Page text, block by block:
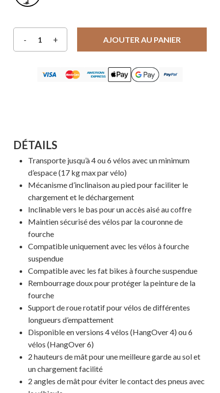
AJOUTER AU PANIER
DÉTAILS
Transporte jusqu’à 4 ou 6 vélos avec un minimum
d’espace (17 kg max par vélo)
Mécanisme d’inclinaison au pied pour faciliter le
chargement et le déchargement
Inclinable vers le bas pour un accès aisé au coffre
Maintien sécurisé des vélos par la couronne de
fourche
Compatible uniquement avec les vélos à fourche
suspendue
Compatible avec les fat bikes à fourche suspendue
Rembourrage doux pour protéger la peinture de la
fourche
Support de roue rotatif pour vélos de différentes
longueurs d’empattement
Disponible en versions 4 vélos (HangOver 4) ou 6
vélos (HangOver 6)
2 hauteurs de mât pour une meilleure garde au sol et
un chargement facilité
2 angles de mât pour éviter le contact des pneus avec